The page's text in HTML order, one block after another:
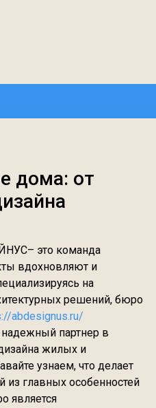
дома: от
это команда
вдохновляют и
на
решений, бюро
abdesignus.ru/
партнер в
жилых и
узнаем, что делает
главных особенностей
является